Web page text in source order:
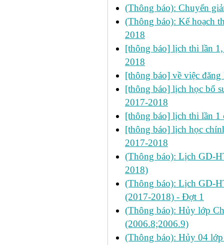
(Thông báo): Chuyển
(Thông báo): Kế hoạch
2018
[thông báo] lịch thi lần
2018
[thông báo] về việc
[thông báo] lịch học bổ
2017-2018
[thông báo] lịch thi lần 1
[thông báo] lịch học
2017-2018
(Thông báo): Lịch GD-
2018)
(Thông báo): Lịch GD-
(2017-2018) - Đợt 1
(Thông báo): Hủy lớp
(2006.8;2006.9)
(Thông báo): Hủy 04